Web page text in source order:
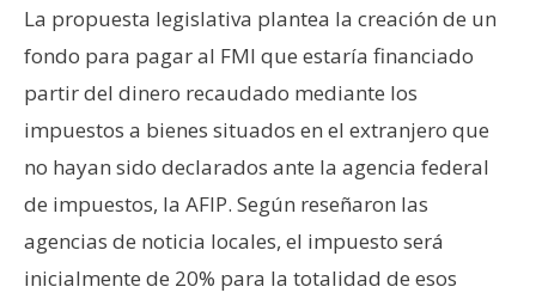
d
e
P
r
e
n
a
La propuesta legislativa plantea la creación de un
fondo para pagar al FMI que estaría financiado
partir del dinero recaudado mediante los
impuestos a bienes situados en el extranjero que
no hayan sido declarados ante la agencia federal
de impuestos, la AFIP. Según reseñaron las
agencias de noticia locales, el impuesto será
inicialmente de 20% para la totalidad de esos